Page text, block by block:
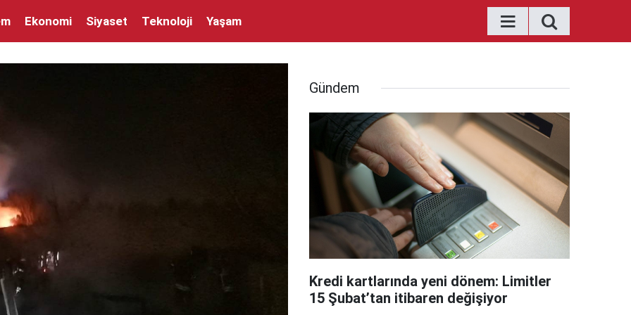
Ekonomi Siyaset Teknoloji Yaşam
Gündem
Kredi kartlarında yeni dönem: Limitler
15 Şubat’tan itibaren değişiyor